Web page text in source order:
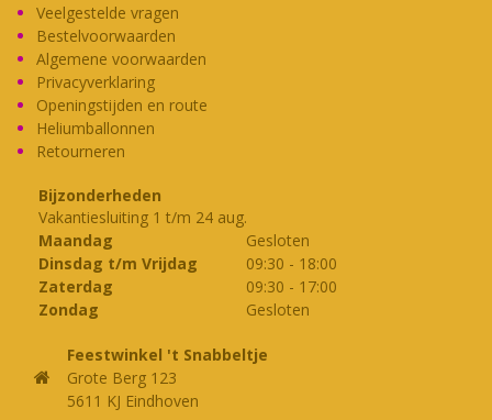
Veelgestelde vragen
Bestelvoorwaarden
Algemene voorwaarden
Privacyverklaring
Openingstijden en route
Heliumballonnen
Retourneren
Bijzonderheden
Vakantiesluiting 1 t/m 24 aug.
Maandag
Gesloten
Dinsdag t/m Vrijdag
09:30 - 18:00
Zaterdag
09:30 - 17:00
Zondag
Gesloten
Feestwinkel 't Snabbeltje
Grote Berg 123
5611 KJ Eindhoven